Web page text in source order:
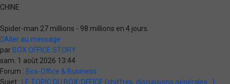
CHINE
Spider-man 27 millions - 98 millions en 4 jours.
Aller au message
par BOX OFFICE STORY
sam. 1 août 2026 13:44
Forum : Box-Office & Business
Sujet :
LE TOPIC DU BOX-OFFICE (chiffres, discussions générales...)